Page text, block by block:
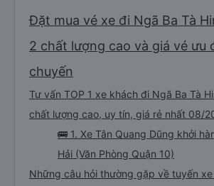
Đặt mua vé xe đi Ngã Ba Tà
2 chất lượng cao và giá vé ưu
chuyến
Tư vấn TOP 1 xe khách đi Ngã Ba Tà
chất lượng cao, uy tín, giá rẻ nhất 08/
🚌 1. Xe Tân Quang Dũng khởi
Hải (Văn Phòng Quận 10)
Những câu hỏi thường gặp về tuyến